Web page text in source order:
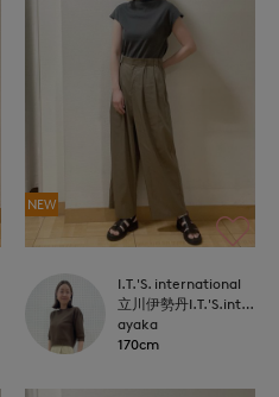
NEW
I.T.'S. international
立川伊勢丹I.T.'S.international
ayaka
170cm